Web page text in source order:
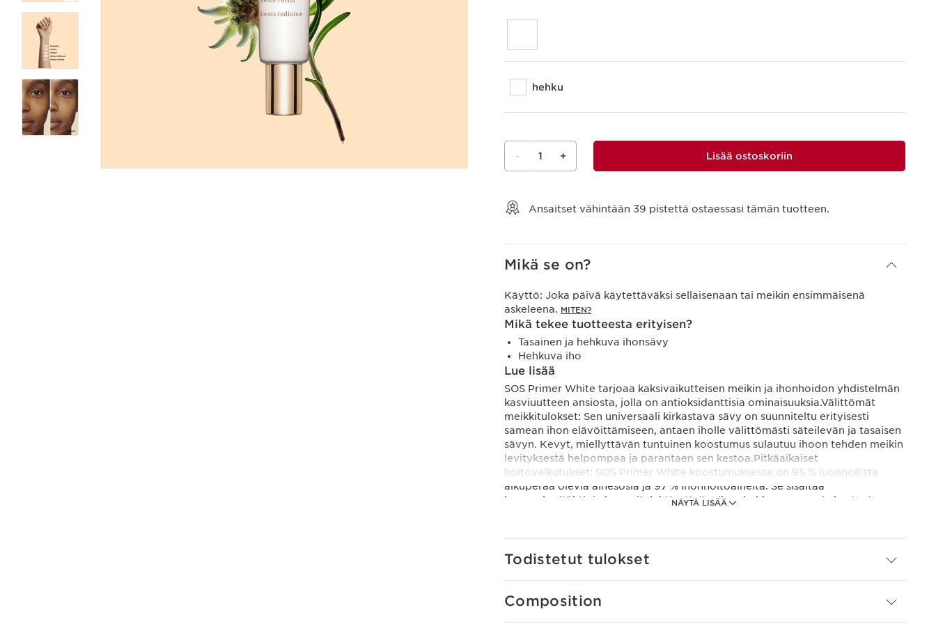
hehku
- 1 + Lisää ostoskoriin
Ansaitset vähintään 39 pistettä ostaessasi tämän tuotteen.
Mikä se on?
NÄYTÄ LISÄÄ
Käyttö: Joka päivä käytettäväksi sellaisenaan tai meikin ensimmäisenä
askeleena. MITEN?
Mikä tekee tuotteesta erityisen?
Tasainen ja hehkuva ihonsävy
Hehkuva iho
Lue lisää
SOS Primer White tarjoaa kaksivaikutteisen meikin ja ihonhoidon yhdistelmän
kasviuutteen ansiosta, jolla on antioksidanttisia ominaisuuksia.Välittömät
meikkitulokset: Sen universaali kirkastava sävy on suunniteltu erityisesti
samean ihon elävöittämiseen, antaen iholle välittömästi säteilevän ja tasaisen
sävyn. Kevyt, miellyttävän tuntuinen koostumus sulautuu ihoon tehden meikin
levityksestä helpompaa ja parantaen sen kestoa.Pitkäaikaiset
hoitovaikutukset: SOS Primer White koostumuksessa on 95 % luonnollista
alkuperää olevia ainesosia ja 97 % ihonhoitoaineita. Se sisältää
luomualppitähti- ja luomuitulehtiuutteita. Ihon hehku paranee ja kosteutus
haittavaikutuksilta.Kosteutuksen kesto – 24 tuntia.Tasainen, hehkuva iho –
Hehku43 % naisista totesi, että heidän paljaan ihonsa hehku lisääntyi 43 %. 24
vapaaehtoista.
Innovaatio
Todistetut tulokset
Composition